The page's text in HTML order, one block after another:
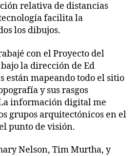
relativa de distancias
facilita la
los dibujos.
con el Proyecto del
la dirección de Ed
están mapeando todo el sitio
y sus rasgos
información digital me
grupos arquitectónicos en el
punto de visión.
Nelson, Tim Murtha, y